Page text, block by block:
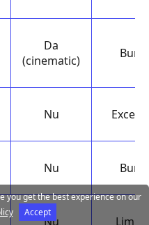
Da
(cinematic)
Bună
Nu
Nu Bună
Nu
you get the best experience on our
Accept